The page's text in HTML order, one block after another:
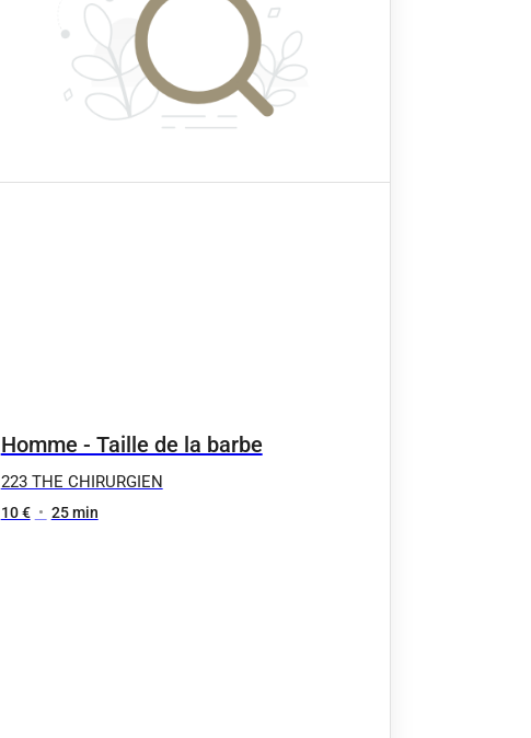
Homme - Taille de la barbe
223 THE CHIRURGIEN
10 € • 25 min